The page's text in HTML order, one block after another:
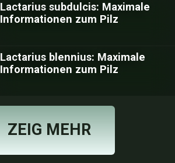
Lactarius subdulcis: Maximale
Informationen zum Pilz
Lactarius blennius: Maximale
Informationen zum Pilz
ZEIG MEHR